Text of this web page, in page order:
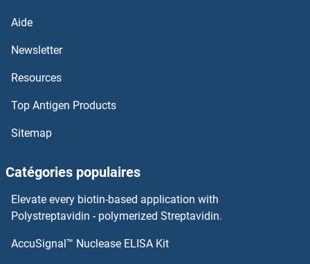
CHEK1 Kits ELISA
CHDH Kits ELISA
CHD5 Kits ELISA
CHD3 Kits ELISA
Charged Multivesicular Body Protein 2B Kits ELISA
Aide
Newsletter
Resources
Top Antigen Products
Sitemap
Catégories populaires
Elevate every biotin-based application with
Polystreptavidin - polymerized Streptavidin.
AccuSignal™ Nuclease ELISA Kit